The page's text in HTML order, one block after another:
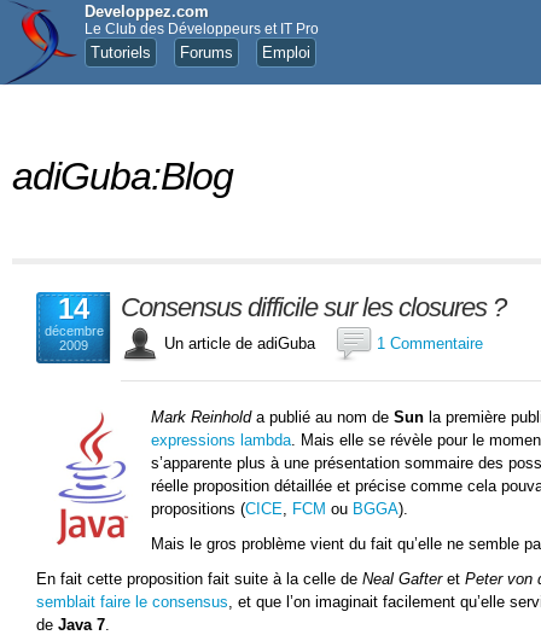
Developpez.com
Le Club des Développeurs et IT Pro
Tutoriels Forums Emploi
adiGuba:Blog
14
décembre
2009
Consensus difficile sur les closures ?
Un article de adiGuba 1 Commentaire
Mark Reinholda publié au nom de Sunla première
expressions lambda. Mais elle se révèle pour le
s’apparente plus à une présentation sommaire des
réelle proposition détaillée et précise comme cela
propositions (CICE, FCM ou BGGA).
Mais le gros problème vient du fait qu’elle ne semble
En fait cette proposition fait suite à la celle de Neal Gafteret Peter von
semblait faire le consensus, et que l’on imaginait facilement qu’elle
de Java 7.